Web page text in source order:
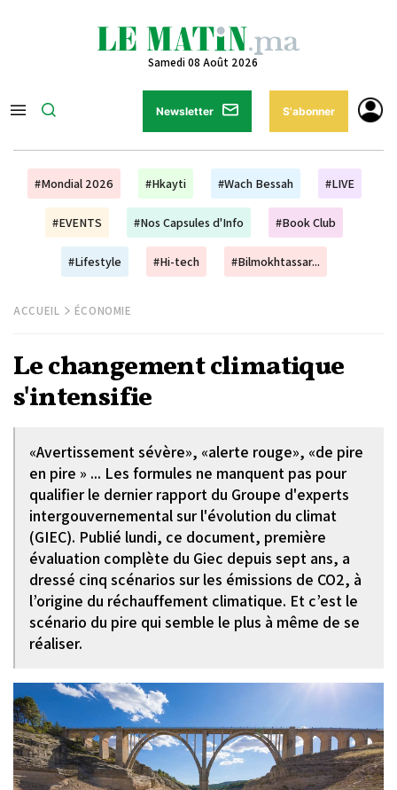
Samedi 08 Août 2026
Newsletter S'abonner
#Mondial 2026 #Hkayti #Wach Bessah #LIVE
#EVENTS #Nos Capsules d'Info #Book Club
#Lifestyle #Hi-tech #Bilmokhtassar...
ACCUEIL ÉCONOMIE
Le changement climatique
s'intensifie
«Avertissement sévère», «alerte rouge», «de pire
en pire » ... Les formules ne manquent pas pour
qualifier le dernier rapport du Groupe d'experts
intergouvernemental sur l'évolution du climat
(GIEC). Publié lundi, ce document, première
évaluation complète du Giec depuis sept ans, a
dressé cinq scénarios sur les émissions de CO2, à
l’origine du réchauffement climatique. Et c’est le
scénario du pire qui semble le plus à même de se
réaliser.